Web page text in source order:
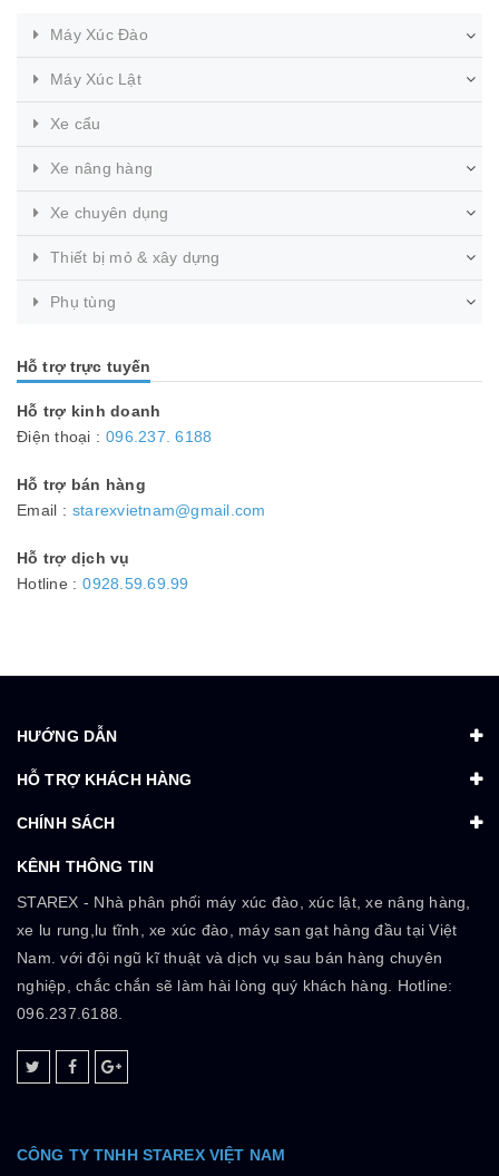
Máy Xúc Đào
Máy Xúc Lật
Xe cẩu
Xe nâng hàng
Xe chuyên dụng
Thiết bị mỏ & xây dựng
Phụ tùng
Hỗ trợ trực tuyến
Hỗ trợ kinh doanh
Điện thoại : 096.237. 6188
Hỗ trợ bán hàng
Email : starexvietnam@gmail.com
Hỗ trợ dịch vụ
Hotline : 0928.59.69.99
HƯỚNG DẪN
HỖ TRỢ KHÁCH HÀNG
CHÍNH SÁCH
KÊNH THÔNG TIN
STAREX - Nhà phân phối máy xúc đào, xúc lật, xe nâng hàng,
xe lu rung,lu tĩnh, xe xúc đào, máy san gạt hàng đầu tại Việt
Nam. với đội ngũ kĩ thuật và dịch vụ sau bán hàng chuyên
nghiệp, chắc chắn sẽ làm hài lòng quý khách hàng. Hotline:
096.237.6188.
CÔNG TY TNHH STAREX VIỆT NAM